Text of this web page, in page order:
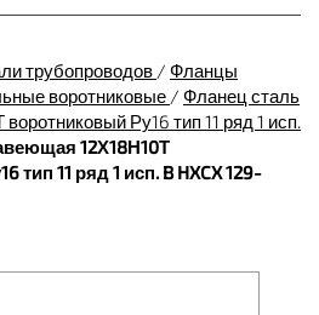
трубопроводов / Фланцы
воротниковые / Фланец сталь
Ру16 тип 11 ряд 1 исп.
12Х18Н10Т
тип 11 ряд 1 исп. B HXCX 129-